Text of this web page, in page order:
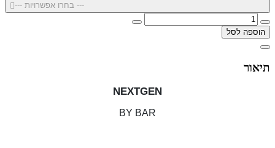
--- בחרו אפשרויות ---
הוספה לסל
תיאור
NEXTGEN
BY BAR